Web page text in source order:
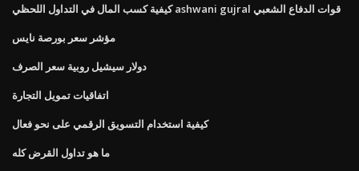
كيفية كسب المال في التداول اللحظي ashwani gujral قوات الدفاع الشعبي
مؤشر سعر بورصة نايس
دولار سيشيل روبية سعر الصرف
اتفاقيات تمويل التجارة
كيفية استخدام التسويق الرقمي على نحو فعال
ما هو تداول القرض كله